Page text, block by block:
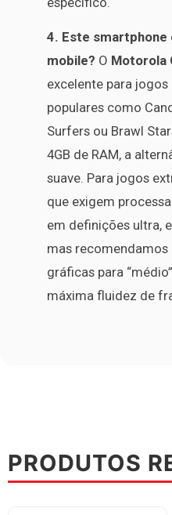
4. Este smartphone
mobile? O Motorola
excelente para
populares como
Surfers ou Brawl
4GB de RAM, a
suave. Para jogos
que exigem
em definições ultra,
mas
gráficas para
máxima fluidez de
PRODUTOS